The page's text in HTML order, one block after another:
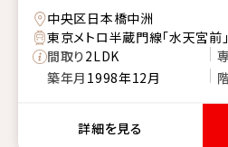
中央区日本橋中洲
東京メトロ半蔵門線「水天宮
間取り2LDK
築年月 1998年12月
詳細を見る